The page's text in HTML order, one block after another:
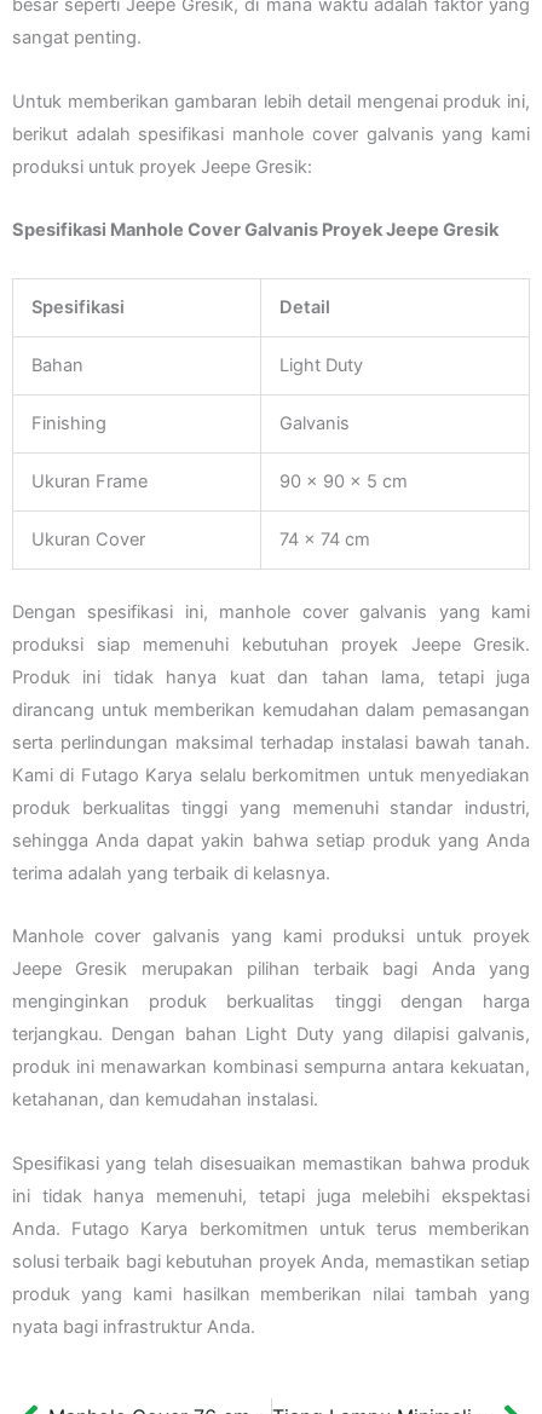
besar seperti Jeepe Gresik, di mana waktu adalah faktor yang
sangat penting.
Untuk memberikan gambaran lebih detail mengenai produk ini,
berikut adalah spesifikasi manhole cover galvanis yang kami
produksi untuk proyek Jeepe Gresik:
Spesifikasi Manhole Cover Galvanis Proyek Jeepe Gresik
Spesifikasi Detail
Bahan Light Duty
Finishing Galvanis
Ukuran Frame 90 x 90 x 5 cm
Ukuran Cover 74 x 74 cm
Dengan spesifikasi ini, manhole cover galvanis yang kami
produksi siap memenuhi kebutuhan proyek Jeepe Gresik.
Produk ini tidak hanya kuat dan tahan lama, tetapi juga
dirancang untuk memberikan kemudahan dalam pemasangan
serta perlindungan maksimal terhadap instalasi bawah tanah.
Kami di Futago Karya selalu berkomitmen untuk menyediakan
produk berkualitas tinggi yang memenuhi standar industri,
sehingga Anda dapat yakin bahwa setiap produk yang Anda
terima adalah yang terbaik di kelasnya.
Manhole cover galvanis yang kami produksi untuk proyek
Jeepe Gresik merupakan pilihan terbaik bagi Anda yang
menginginkan produk berkualitas tinggi dengan harga
terjangkau. Dengan bahan Light Duty yang dilapisi galvanis,
produk ini menawarkan kombinasi sempurna antara kekuatan,
ketahanan, dan kemudahan instalasi.
Spesifikasi yang telah disesuaikan memastikan bahwa produk
ini tidak hanya memenuhi, tetapi juga melebihi ekspektasi
Anda. Futago Karya berkomitmen untuk terus memberikan
solusi terbaik bagi kebutuhan proyek Anda, memastikan setiap
produk yang kami hasilkan memberikan nilai tambah yang
nyata bagi infrastruktur Anda.